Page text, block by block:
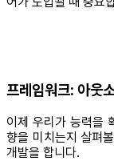
프레임워크: 아웃
이제 우리가 능력을
향을 미치는지 살펴
개발을 합니다.